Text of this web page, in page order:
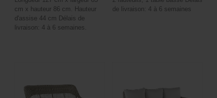
cm x hauteur 86 cm. Hauteur
d'assise 44 cm Délais de
livraison: 4 à 6 semaines.
de livraison: 4 à 6 semaines